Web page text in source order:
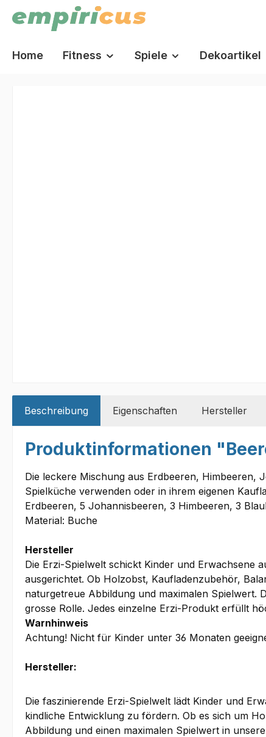
Zur Hauptnavigation springen
Home Fitness Spiele Dekoartikel
Beschreibung Eigenschaften Hersteller
Produktinformationen
Die leckere Mischung aus Erdbeeren, Himbeeren,
Spielküche verwenden oder in ihrem eigenen
Erdbeeren, 5 Johannisbeeren, 3 Himbeeren, 3
Material: Buche
Hersteller
Die Erzi-Spielwelt schickt Kinder und Erwachsene
ausgerichtet. Ob Holzobst, Kaufladenzubehör,
naturgetreue Abbildung und maximalen Spielwert.
grosse Rolle. Jedes einzelne Erzi-Produkt erfüllt
Warnhinweis
Achtung! Nicht für Kinder unter 36 Monaten
Hersteller:
Die faszinierende Erzi-Spielwelt lädt Kinder und
kindliche Entwicklung zu fördern. Ob es sich um
Abbildung und einen maximalen Spielwert in